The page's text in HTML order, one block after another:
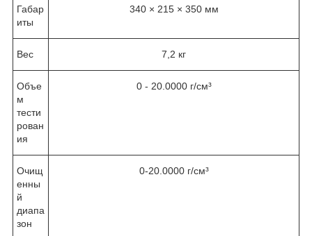
Габар
иты
340 × 215 × 350 мм
Вес 7,2 кг
Объе
м
тести
рован
ия
0 - 20.0000 г/см³
Очищ
енны
й
диапа
зон
0-20.0000 г/см³